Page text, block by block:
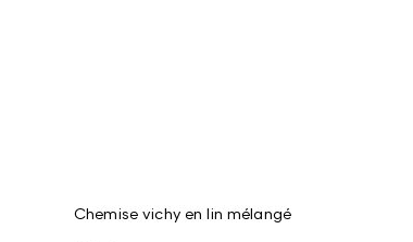
Chemise vichy en lin mélangé